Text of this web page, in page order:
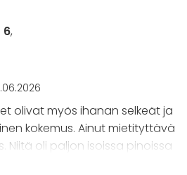
6,
olivat myös ihanan selkeät ja
kokemus. Ainut mietityttävä
Niitä oli paljon isoissa pinoissa
mutta se ei haittanut niin